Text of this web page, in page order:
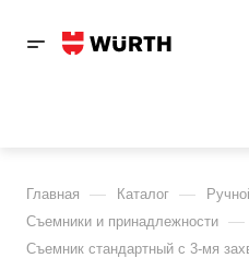
Главная — Каталог —
Съемники и принадлежности —
Съемник стандартный с 3-мя